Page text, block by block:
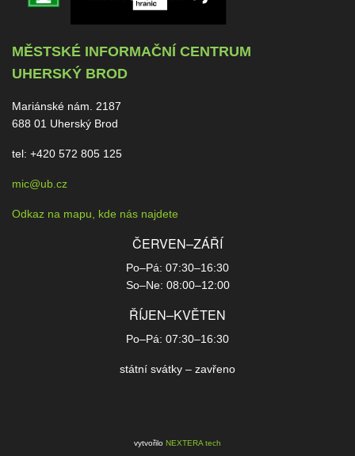
MĚSTSKÉ INFORMAČNÍ CENTRUM
UHERSKÝ BROD
Mariánské nám. 2187
688 01 Uherský Brod
tel: +420 572 805 125
mic@ub.cz
Odkaz na mapu, kde nás najdete
ČERVEN–ZÁŘÍ
Po–Pá: 07:30–16:30
So–Ne: 08:00–12:00
ŘÍJEN–KVĚTEN
Po–Pá: 07:30–16:30
státní svátky – zavřeno
vytvořilo NEXTERA tech